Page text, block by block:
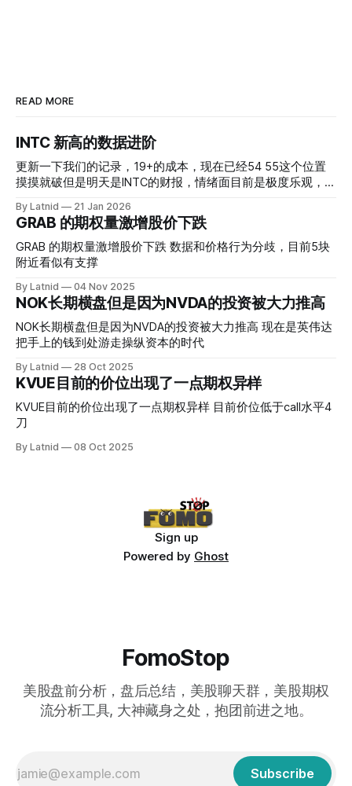
READ MORE
INTC 新高的数据进阶
更新一下我们的记录，19+的成本，现在已经54 55这个位置
摸摸就破但是明天是INTC的财报，情绪面目前是极度乐观，反
是突破前的支撑CC感觉可以做，放远些, 因为18A的经验还未
真正得到普遍大众的关注，当然财报可以继续出新消息顶一下
压力位置。 数据在70驻扎 整体呈现 47 – 60 短期位置
By Latnid 21 Jan 2026
GRAB 的期权量激增股价下跌
GRAB 的期权量激增股价下跌 数据和价格行为分歧，目前5块
附近看似有支撑
By Latnid 04 Nov 2025
NOK长期横盘但是因为NVDA的投资被大力推高
NOK长期横盘但是因为NVDA的投资被大力推高 现在是英伟达
把手上的钱到处游走操纵资本的时代
By Latnid 28 Oct 2025
KVUE目前的价位出现了一点期权异样
KVUE目前的价位出现了一点期权异样 目前价位低于call水平4
刀
By Latnid 08 Oct 2025
Sign up
Powered by Ghost
FomoStop
美股盘前分析，盘后总结，美股聊天群，美股期权
流分析工具, 大神藏身之处，抱团前进之地。
Subscribe